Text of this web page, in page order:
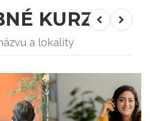
KURZY
a lokality